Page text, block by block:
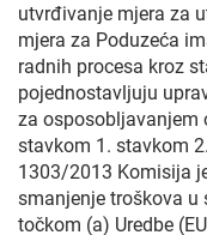
utvrđivanje mjera za
mjera za Poduzeća
radnih procesa kroz
pojednostavljuju
za osposobljavanjem
stavkom 1. stavkom
1303/2013 Komisija
smanjenje troškova u
točkom (a) Uredbe